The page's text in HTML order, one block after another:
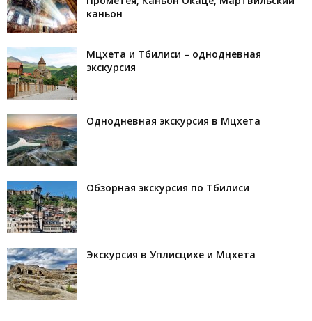
каньон
Мцхета и Тбилиси – однодневная
экскурсия
Однодневная экскурсия в Мцхета
Обзорная экскурсия по Тбилиси
Экскурсия в Уплисцихе и Мцхета